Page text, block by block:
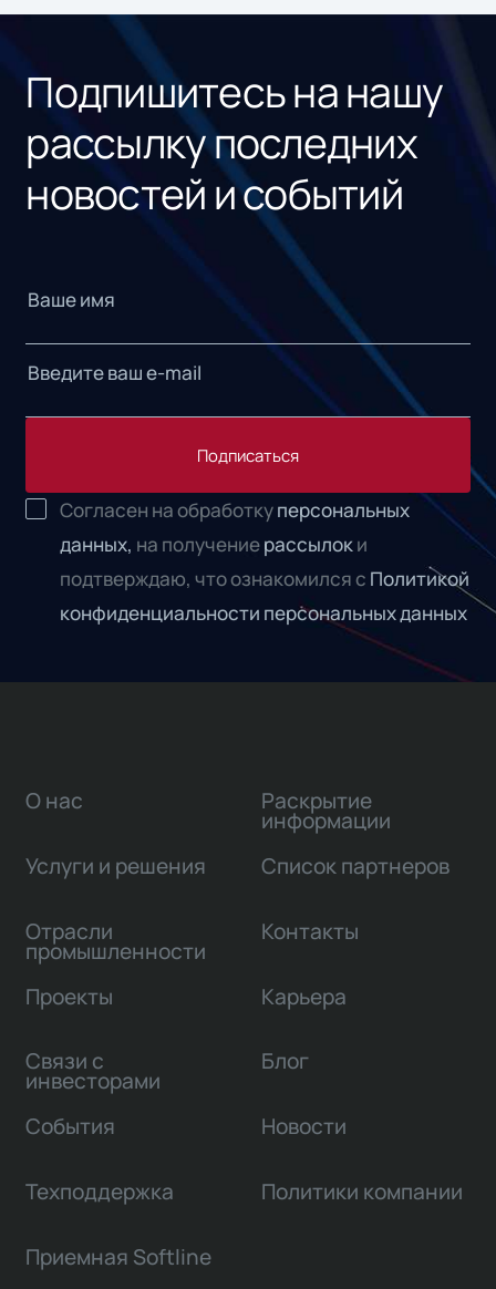
Подпишитесь на нашу
рассылку последних
новостей и событий
Подписаться
Согласен на обработкуперсональных
данных, на получениерассылоки
подтверждаю, что ознакомился с Политикой
конфиденциальности персональных данных
О нас
Услуги и решения
Отрасли
промышленности
Проекты
Связи с
инвесторами
Раскрытие
информации
Список партнеров
Контакты
Карьера
Блог
События Новости
Техподдержка Политики компании
Приемная Softline